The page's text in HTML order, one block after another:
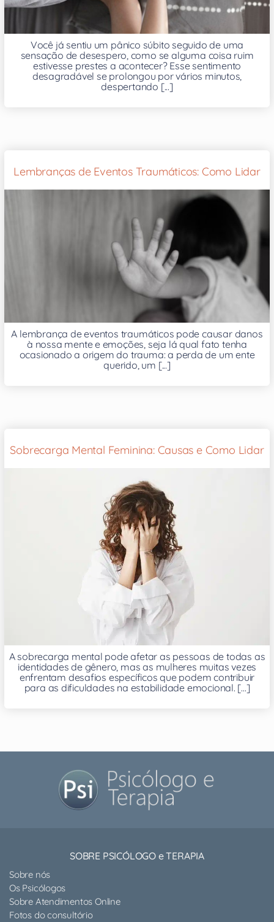
Você já sentiu um pânico súbito seguido de uma
sensação de desespero, como se alguma coisa ruim
estivesse prestes a acontecer? Esse sentimento
desagradável se prolongou por vários minutos,
despertando [...]
Lembranças de Eventos Traumáticos: Como Lidar
A lembrança de eventos traumáticos pode causar danos
à nossa mente e emoções, seja lá qual fato tenha
ocasionado a origem do trauma: a perda de um ente
querido, um [...]
Sobrecarga Mental Feminina: Causas e Como Lidar
A sobrecarga mental pode afetar as pessoas de todas as
identidades de gênero, mas as mulheres muitas vezes
enfrentam desafios específicos que podem contribuir
para as dificuldades na estabilidade emocional. [...]
SOBRE PSICÓLOGO e TERAPIA
Sobre nós
Os Psicólogos
Sobre Atendimentos Online
Fotos do consultório